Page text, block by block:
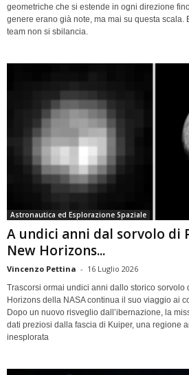
geometriche che si estende in ogni direzione
genere erano già note, ma mai su questa scala.
team non si sbilancia.
Astronautica ed Esplorazione Spaziale
A undici anni dal sorvolo di
New Horizons...
Vincenzo Pettina - 16 Luglio 2026
Trascorsi ormai undici anni dallo storico sorvolo
Horizons della NASA continua il suo viaggio ai
Dopo un nuovo risveglio dall’ibernazione, la
dati preziosi dalla fascia di Kuiper, una regione
inesplorata